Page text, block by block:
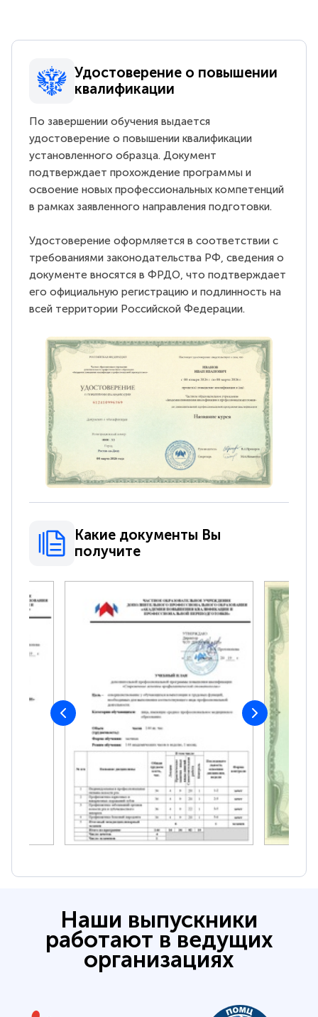
Удостоверение о повышении
квалификации
По завершении обучения выдается
удостоверение о повышении квалификации
установленного образца. Документ
подтверждает прохождение программы и
освоение новых профессиональных компетенций
в рамках заявленного направления подготовки.
Удостоверение оформляется в соответствии с
требованиями законодательства РФ, сведения о
документе вносятся в ФРДО, что подтверждает
его официальную регистрацию и подлинность на
всей территории Российской Федерации.
Какие документы Вы
получите
Наши выпускники
работают в ведущих
организациях